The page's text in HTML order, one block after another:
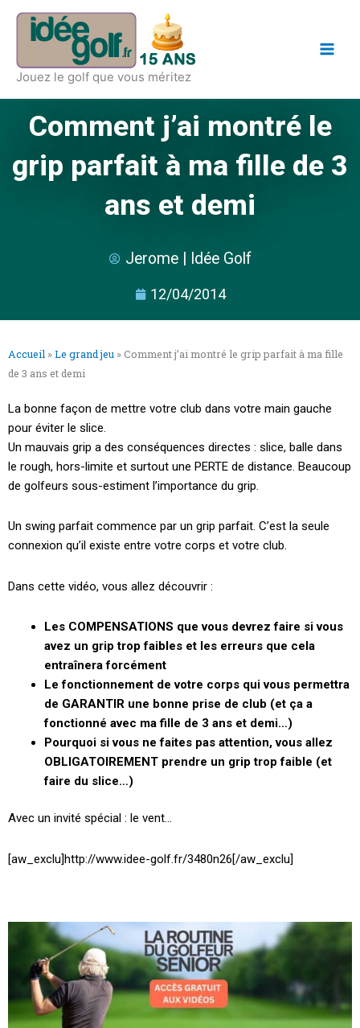
Aller
contenu
Jouez le golf que vous méritez
Comment j’ai montré le
grip parfait à ma fille de 3
ans et demi
Jerome | Idée Golf
12/04/2014
Accueil »Le grand jeu » Comment j’ai montré le grip parfait à ma fille
de 3 ans et demi
La bonne façon de mettre votre club dans votre main gauche
pour éviter le slice.
Un mauvais grip a des conséquences directes : slice, balle dans
le rough, hors-limite et surtout une PERTE de distance. Beaucoup
de golfeurs sous-estiment l’importance du grip.
Un swing parfait commence par un grip parfait. C’est la seule
connexion qu’il existe entre votre corps et votre club.
Dans cette vidéo, vous allez découvrir :
Les COMPENSATIONS que vous devrez faire si vous
avez un grip trop faibles et les erreurs que cela
entraînera forcément
Le fonctionnement de votre corps qui vous permettra
de GARANTIR une bonne prise de club (et ça a
fonctionné avec ma fille de 3 ans et demi…)
Pourquoi si vous ne faites pas attention, vous allez
OBLIGATOIREMENT prendre un grip trop faible (et
faire du slice…)
Avec un invité spécial : le vent…
[aw_exclu]http://www.idee-golf.fr/3480n26[/aw_exclu]